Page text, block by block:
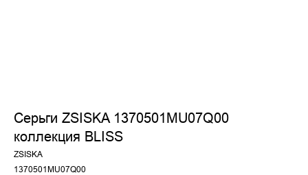
Серьги ZSISKA 1370501MU07Q00
коллекция BLISS
ZSISKA
1370501MU07Q00